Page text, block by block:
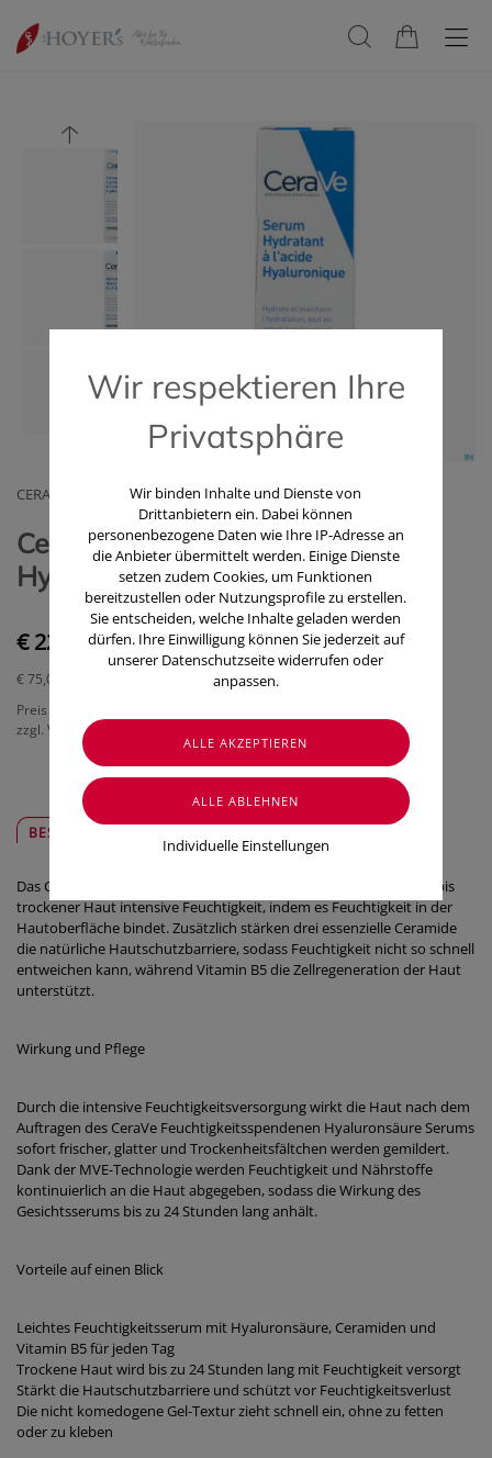
CERAVE (COSMETIQUE ACTIVE)
CeraVe Feuchtigkeitsspendend
Hyaluronsaeure Serum 30ml
€ 22,50
€ 75,00
Preis inkl. MwSt.
zzgl. Versandkosten
BESCHREIBUNG
Das CeraVe Feuchtigkeitsserum mit Hyaluron spendet normaler bis
trockener Haut intensive Feuchtigkeit, indem es Feuchtigkeit in der
Hautoberfläche bindet. Zusätzlich stärken drei essenzielle Ceramide
die natürliche Hautschutzbarriere, sodass Feuchtigkeit nicht so schnell
entweichen kann, während Vitamin B5 die Zellregeneration der Haut
unterstützt.
Wirkung und Pflege
Durch die intensive Feuchtigkeitsversorgung wirkt die Haut nach dem
Auftragen des CeraVe Feuchtigkeitsspendenen Hyaluronsäure Serums
sofort frischer, glatter und Trockenheitsfältchen werden gemildert.
Dank der MVE-Technologie werden Feuchtigkeit und Nährstoffe
kontinuierlich an die Haut abgegeben, sodass die Wirkung des
Gesichtsserums bis zu 24 Stunden lang anhält.
Vorteile auf einen Blick
Leichtes Feuchtigkeitsserum mit Hyaluronsäure, Ceramiden und
Vitamin B5 für jeden Tag
Trockene Haut wird bis zu 24 Stunden lang mit Feuchtigkeit versorgt
Stärkt die Hautschutzbarriere und schützt vor Feuchtigkeitsverlust
Die nicht komedogene Gel-Textur zieht schnell ein, ohne zu fetten
oder zu kleben
Wir respektieren Ihre
Privatsphäre
Wir binden Inhalte und Dienste von
Drittanbietern ein. Dabei können
personenbezogene Daten wie Ihre IP-Adresse an
die Anbieter übermittelt werden. Einige Dienste
setzen zudem Cookies, um Funktionen
bereitzustellen oder Nutzungsprofile zu erstellen.
Sie entscheiden, welche Inhalte geladen werden
dürfen. Ihre Einwilligung können Sie jederzeit auf
unserer Datenschutzseite widerrufen oder
anpassen.
Individuelle Einstellungen